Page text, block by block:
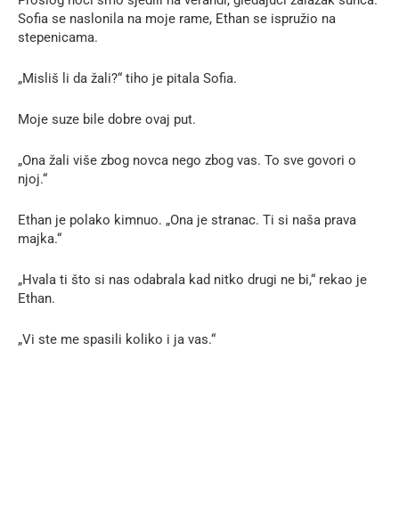
Sofia se naslonila na moje rame, Ethan se ispružio na
stepenicama.
„Misliš li da žali?“ tiho je pitala Sofia.
Moje suze bile dobre ovaj put.
„Ona žali više zbog novca nego zbog vas. To sve govori o
njoj.“
Ethan je polako kimnuo. „Ona je stranac. Ti si naša prava
majka.“
„Hvala ti što si nas odabrala kad nitko drugi ne bi,“ rekao je
Ethan.
„Vi ste me spasili koliko i ja vas.“